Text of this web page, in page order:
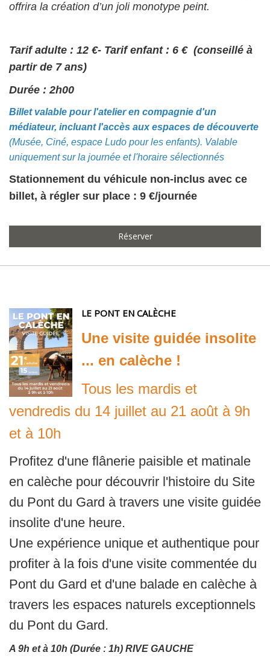
offrira la création d’un joli monotype peint.
Tarif adulte : 12 €- Tarif enfant : 6 € (conseillé à
partir de 7 ans)
Durée : 2h00
Billet valable pour l'atelier en compagnie d'un
médiateur, incluant l'accès aux espaces de découverte
(Musée, Ciné, espace Ludo pour les enfants). Valable
uniquement sur la journée et l'horaire sélectionnés
Stationnement du véhicule non-inclus avec ce
billet, à régler sur place : 9 €/journée
Réserver
LE PONT EN CALÈCHE
Une visite guidée insolite
... en calèche !
Tous les mardis et
vendredis du 14 juillet au 21 août à 9h
et à 10h
Profitez d'une flânerie paisible et matinale
en calèche pour découvrir l'histoire du Site
du Pont du Gard à travers une visite guidée
insolite d'une heure.
Une expérience unique et authentique pour
profiter à la fois d'une visite commentée du
Pont du Gard et d'une balade en calèche à
travers les espaces naturels exceptionnels
du Pont du Gard.
A 9h et à 10h (Durée : 1h) RIVE GAUCHE